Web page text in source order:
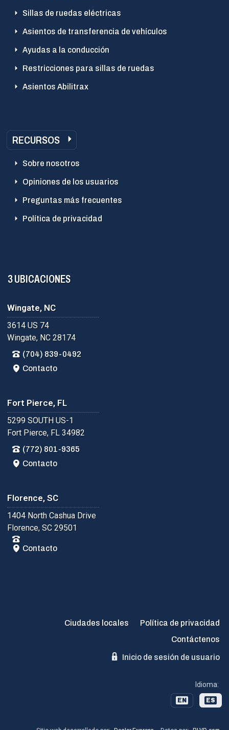
Sillas de ruedas eléctricas
Asientos de transferencia de vehículos
Ayudas a la conducción
Restricciones para sillas de ruedas
Asientos Abilitrax
RECURSOS
Sobre nosotros
Opiniones de los usuarios
Preguntas más frecuentes
Política de privacidad
3 UBICACIONES
Wingate, NC
3614 US 74
Wingate, NC 28174
(704) 839-0492
Contacto
Fort Pierce, FL
5299 SOUTH US-1
Fort Pierce, FL 34982
(772) 801-9365
Contacto
Florence, SC
1404 North Cashua Drive
Florence, SC 29501
Contacto
Ciudades locales
Política de privacidad
Contáctenos
Inicio de sesión de usuario
Idioma:
EN ES